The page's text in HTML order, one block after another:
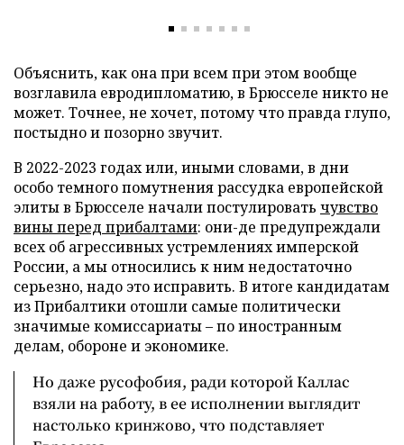
Объяснить, как она при всем при этом вообще
возглавила евродипломатию, в Брюсселе никто не
может. Точнее, не хочет, потому что правда глупо,
постыдно и позорно звучит.
В 2022-2023 годах или, иными словами, в дни
особо темного помутнения рассудка европейской
элиты в Брюсселе начали постулировать чувство
вины перед прибалтами: они-де предупреждали
всех об агрессивных устремлениях имперской
России, а мы относились к ним недостаточно
серьезно, надо это исправить. В итоге кандидатам
из Прибалтики отошли самые политически
значимые комиссариаты – по иностранным
делам, обороне и экономике.
Но даже русофобия, ради которой Каллас
взяли на работу, в ее исполнении выглядит
настолько кринжово, что подставляет